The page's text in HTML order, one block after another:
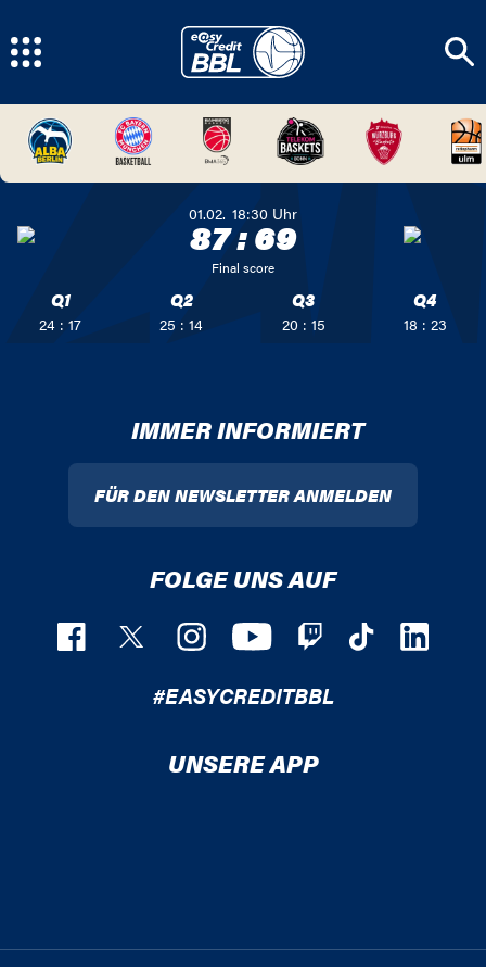
01.02. 18:30 Uhr
87:69
Final score
Q1
24 : 17
Q2
25 : 14
Q3
20 : 15
Q4
18 : 23
IMMER INFORMIERT
FÜR DEN NEWSLETTER ANMELDEN
FOLGE UNS AUF
#EASYCREDITBBL
UNSERE APP